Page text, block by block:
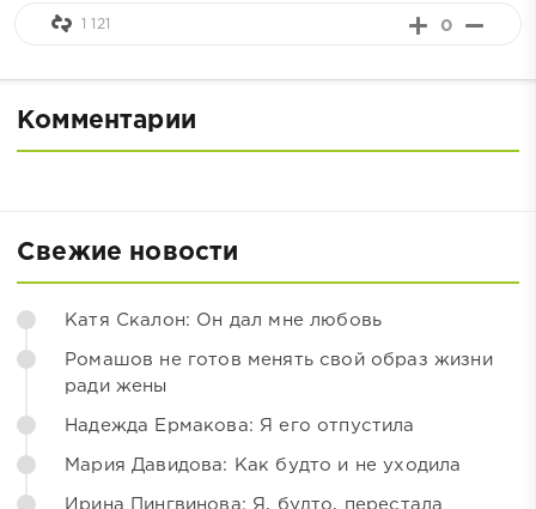
0
1 121
Комментарии
Свежие новости
Катя Скалон: Он дал мне любовь
Ромашов не готов менять свой образ жизни
ради жены
Надежда Ермакова: Я его отпустила
Мария Давидова: Как будто и не уходила
Ирина Пингвинова: Я, будто, перестала